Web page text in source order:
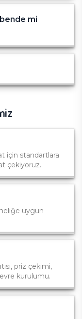
mi
için standartlara
çekiyoruz.
uygun
priz çekimi,
kurulumu.